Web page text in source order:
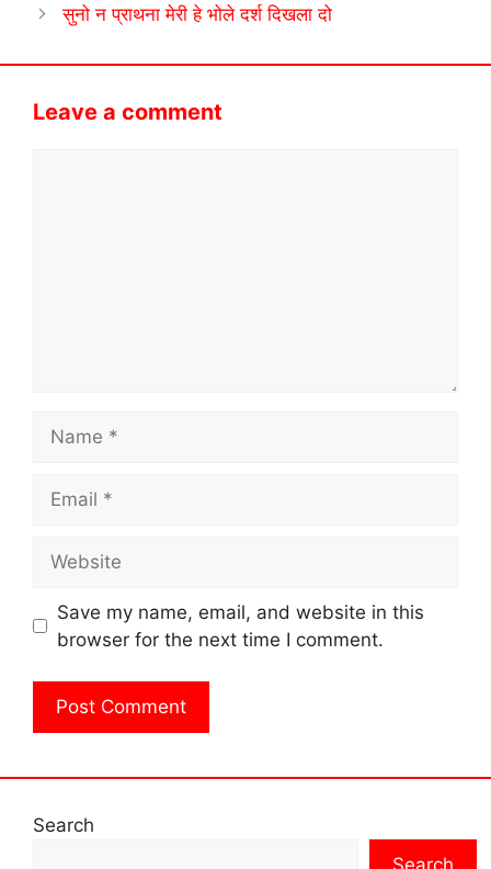
सुनो न प्राथना मेरी हे भोले दर्श दिखला दो
Leave a comment
Save my name, email, and website in this
browser for the next time I comment.
Search